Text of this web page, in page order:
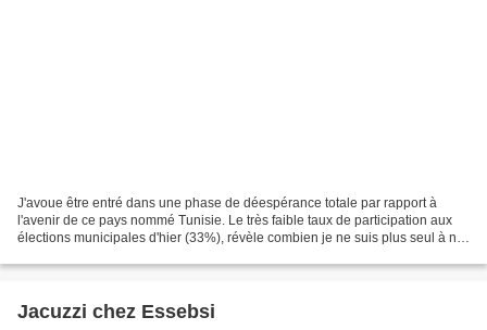
J'avoue être entré dans une phase de déespérance totale par rapport à
l'avenir de ce pays nommé Tunisie. Le très faible taux de participation aux
élections municipales d'hier (33%), révèle combien je ne suis plus seul à ne
Jacuzzi chez Essebsi